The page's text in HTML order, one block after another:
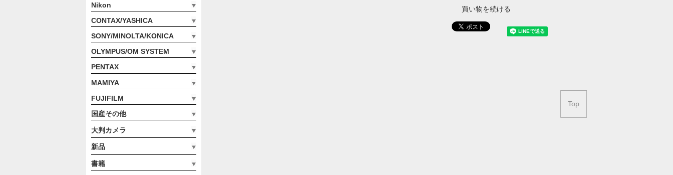
Nikon
CONTAX/YASHICA
SONY/MINOLTA/KONICA
OLYMPUS/OM SYSTEM
PENTAX
MAMIYA
FUJIFILM
国産その他
大判カメラ
新品
書籍
買い物を続ける
Top